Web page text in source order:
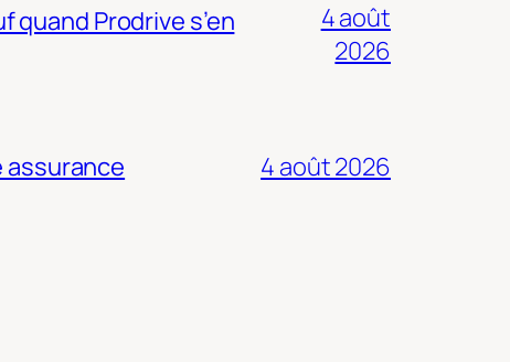
quand Prodrive s’en
4 août
2026
assurance 4 août 2026